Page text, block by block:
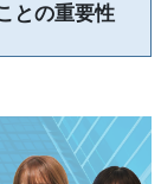
との重要性